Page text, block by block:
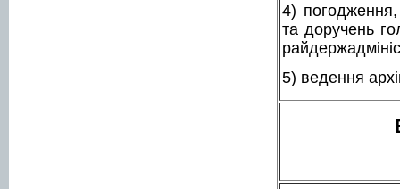
4)
та доручень
5) ведення